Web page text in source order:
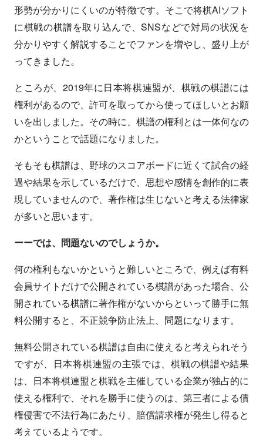
形勢が分かりにくいのが特徴です。そこで将棋AIソフト
に棋戦の棋譜を取り込んで、SNSなどで対局の状況を
分かりやすく解説することでファンを増やし、盛り上が
ってきました。
ところが、2019年に日本将棋連盟が、棋戦の棋譜には
権利があるので、許可を取ってから使ってほしいとお願
いを出しました。その時に、棋譜の権利とは一体何なの
かということで話題になりました。
そもそも棋譜は、野球のスコアボードに近くて試合の経
過や結果を示しているだけで、思想や感情を創作的に表
現していませんので、著作権は生じないと考える法律家
が多いと思います。
ーーでは、問題ないのでしょうか。
何の権利もないかというと難しいところで、例えば有料
会員サイトだけで公開されている棋譜があった場合、公
開されている棋譜に著作権がないからといって勝手に無
料公開すると、不正競争防止法上、問題になります。
無料公開されている棋譜は自由に使えると考えられそう
ですが、日本将棋連盟の主張では、棋戦の棋譜や結果
は、日本将棋連盟と棋戦を主催している企業が独占的に
使える権利で、それを勝手に使うのは、第三者による債
権侵害で不法行為にあたり、賠償請求権が発生し得ると
考えているようです。